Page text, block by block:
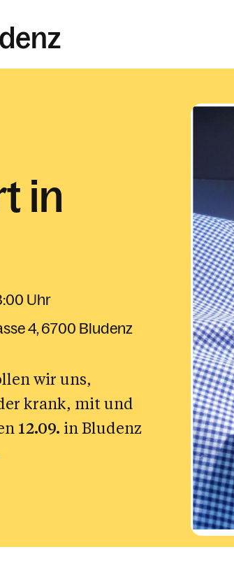
in
Uhr
4 6700 Bludenz
wir uns,
krank, mit und
12.09. in Bludenz